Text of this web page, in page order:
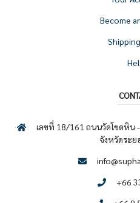
Become
เลขที่ 18/161 ถนนวัดโขดหิน
จังหวัดระย
+66